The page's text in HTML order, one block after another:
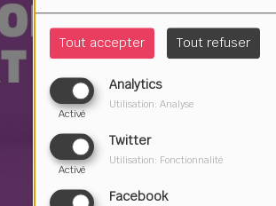
Tout accepter Tout refuser
Analytics
Activé
Utilisation: Analyse
Twitter
Activé
Utilisation: Fonctionnalité
Facebook